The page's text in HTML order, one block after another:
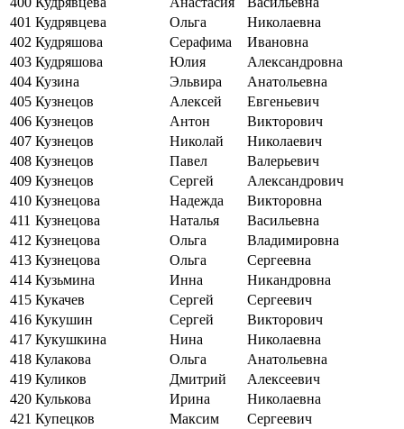
401 Кудрявцева Ольга
Николаевна
402 Кудряшова Серафима
Ивановна
403 Кудряшова Юлия
Александровна
404 Кузина Эльвира
Анатольевна
405 Кузнецов Алексей
Евгеньевич
406 Кузнецов Антон
Викторович
407 Кузнецов Николай
Николаевич
408 Кузнецов Павел
Валерьевич
409 Кузнецов Сергей
Александрович
410 Кузнецова Надежда
Викторовна
411 Кузнецова Наталья
Васильевна
412 Кузнецова Ольга
Владимировна
413 Кузнецова Ольга
Сергеевна
414 Кузьмина Инна
Никандровна
415 Кукачев Сергей
Сергеевич
416 Кукушин Сергей
Викторович
417 Кукушкина Нина
Николаевна
418 Кулакова Ольга
Анатольевна
419 Куликов Дмитрий
Алексеевич
420 Кулькова Ирина
Николаевна
421 Купецков Максим
Сергеевич